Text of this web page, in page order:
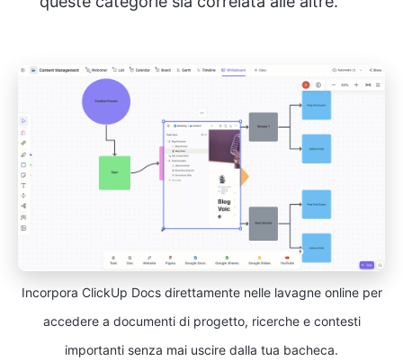
Incorpora ClickUp Docs direttamente nelle lavagne online per
accedere a documenti di progetto, ricerche e contesti
importanti senza mai uscire dalla tua bacheca.